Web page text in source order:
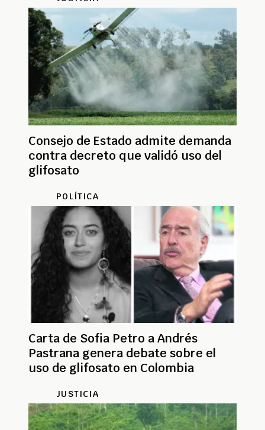
Consejo de Estado admite demanda
contra decreto que validó uso del
glifosato
POLÍTICA
Carta de Sofia Petro a Andrés
Pastrana genera debate sobre el
uso de glifosato en Colombia
JUSTICIA